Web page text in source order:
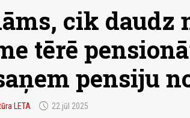
cik daudz
tērē
pensiju
LETA schedule 22.jūl 2025